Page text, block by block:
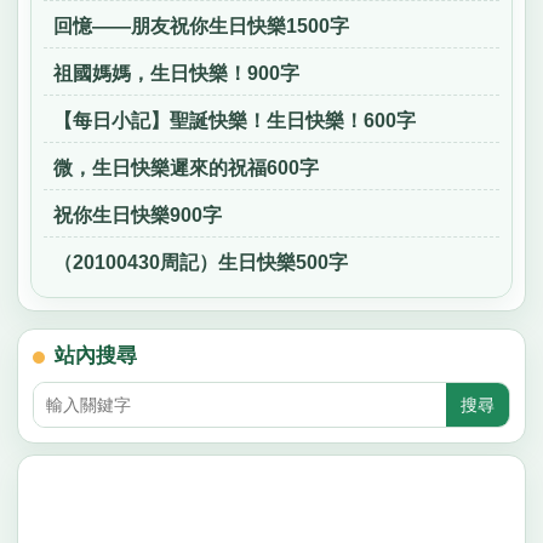
回憶——朋友祝你生日快樂1500字
祖國媽媽，生日快樂！900字
【每日小記】聖誕快樂！生日快樂！600字
微，生日快樂遲來的祝福600字
祝你生日快樂900字
（20100430周記）生日快樂500字
站內搜尋